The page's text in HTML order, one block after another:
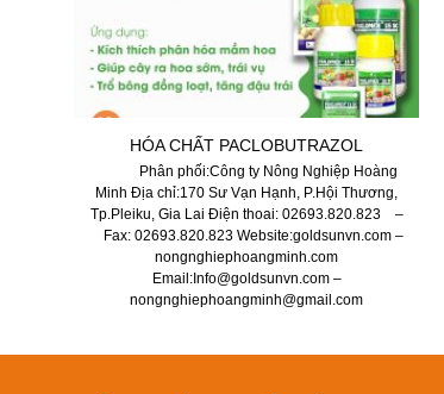
HÓA CHẤT PACLOBUTRAZOL
Phân phối:Công ty Nông Nghiệp Hoàng
Minh Địa chỉ:170 Sư Vạn Hạnh, P.Hội Thương,
Tp.Pleiku, Gia Lai Điện thoai: 02693.820.823 –
Fax: 02693.820.823 Website:goldsunvn.com –
nongnghiephoangminh.com
Email:Info@goldsunvn.com –
nongnghiephoangminh@gmail.com